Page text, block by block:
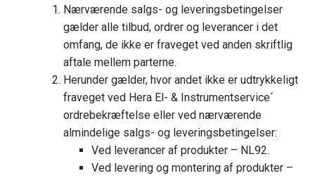
Nærværende salgs- og leveringsbetingelser
gælder alle tilbud, ordrer og leverancer i det
omfang, de ikke er fraveget ved anden skriftlig
aftale mellem parterne.
Herunder gælder, hvor andet ikke er udtrykkeligt
fraveget ved Hera El- & Instrumentservice´
ordrebekræftelse eller ved nærværende
almindelige salgs- og leveringsbetingelser:
Ved leverancer af produkter – NL92.
Ved levering og montering af produkter –